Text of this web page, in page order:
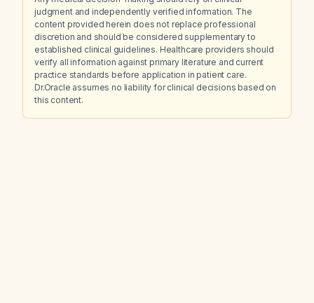
judgment and independently verified information. The
content provided herein does not replace professional
discretion and should be considered supplementary to
established clinical guidelines. Healthcare providers should
verify all information against primary literature and current
practice standards before application in patient care.
Dr.Oracle assumes no liability for clinical decisions based on
this content.